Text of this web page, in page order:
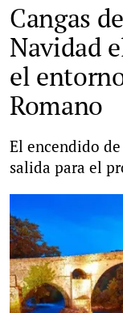
Cangas
Navidad
el
Romano
El encendido
salida para el